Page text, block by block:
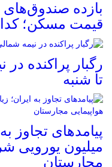
بازده
قیمت مسکن؛
رگبار پراکنده
تا شنبه
میلیون یورویی
مجارستان